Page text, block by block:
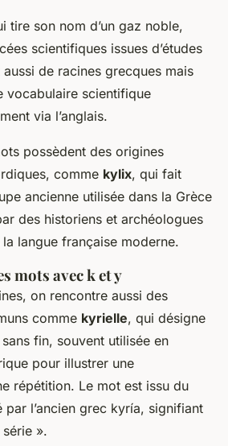
tire son nom d’un gaz noble,
scientifiques issues d’études
de racines grecques mais
vocabulaire scientifique
via l’anglais.
possèdent des origines
comme kylix, qui fait
ancienne utilisée dans la Grèce
des historiens et archéologues
langue française moderne.
mots aveckety
on rencontre aussi des
comme kyrielle, qui désigne
fin, souvent utilisée en
pour illustrer une
répétition. Le mot est issu du
par l’ancien grec kyría, signifiant
».